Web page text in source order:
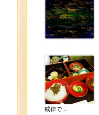
戒律で ...